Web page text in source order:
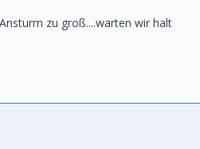
zu groß....warten wir halt